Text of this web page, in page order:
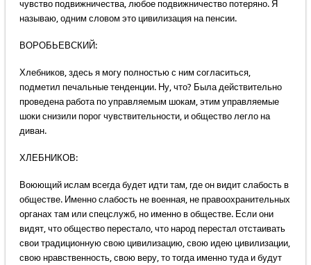
чувство подвижничества, любое подвижничество потеряно. Я
называю, одним словом это цивилизация на пенсии.
ВОРОБЬЕВСКИЙ:
Хлебников, здесь я могу полностью с ним согласиться,
подметил печальные тенденции. Ну, что? Была действительно
проведена работа по управляемым шокам, этим управляемые
шоки снизили порог чувствительности, и общество легло на
диван.
ХЛЕБНИКОВ:
Воюющий ислам всегда будет идти там, где он видит слабость в
обществе. Именно слабость не военная, не правоохранительных
органах там или спецслужб, но именно в обществе. Если они
видят, что общество перестало, что народ перестал отстаивать
свои традиционную свою цивилизацию, свою идею цивилизации,
свою нравственность, свою веру, то тогда именно туда и будут